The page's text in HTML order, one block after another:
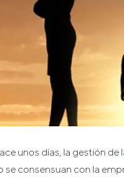
unos días, la gestión
se consensuan con la